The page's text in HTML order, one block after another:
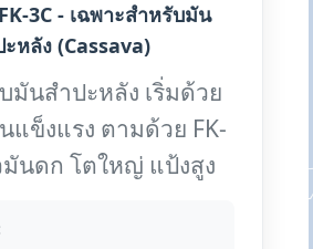
3C - เฉพาะสำหรับมัน
ะหลัง (Cassava)
มันสำปะหลัง เริ่มด้วย
แข็งแรง ตามด้วย FK-
มันดก โตใหญ่ แป้งสูง